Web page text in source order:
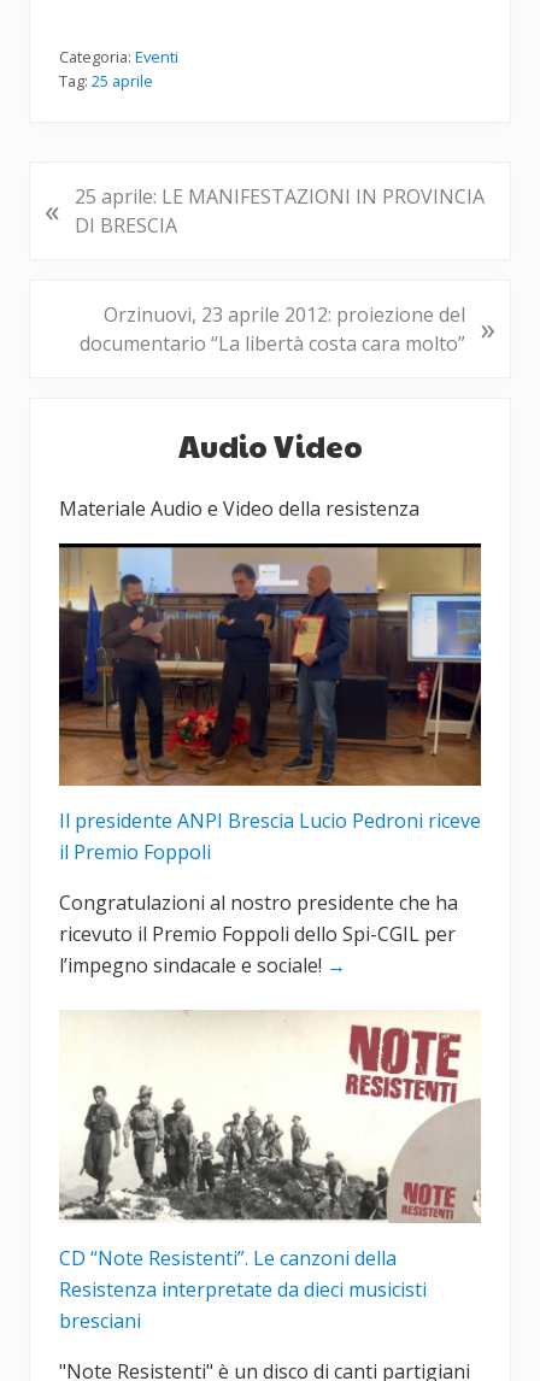
Categoria: Eventi
Tag: 25 aprile
o
«
25 aprile: LE MANIFESTAZIONI IN PROVINCIA
DI BRESCIA
o
Orzinuovi, 23 aprile 2012: proiezione del
documentario “La libertà costa cara molto” »
primaria
Audio Video
Materiale Audio e Video della resistenza
Il presidente ANPI Brescia Lucio Pedroni riceve
il Premio Foppoli
Congratulazioni al nostro presidente che ha
ricevuto il Premio Foppoli dello Spi-CGIL per
l’impegno sindacale e sociale! →
CD “Note Resistenti”. Le canzoni della
Resistenza interpretate da dieci musicisti
bresciani
"Note Resistenti" è un disco di canti partigiani